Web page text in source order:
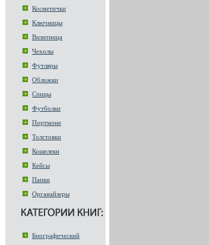
Косметички
Ключницы
Визитница
Чехолы
Футляры
Обложки
Спицы
Футболки
Портмоне
Толстовки
Кошелеки
Кейсы
Папки
Органайзеры
Биографический